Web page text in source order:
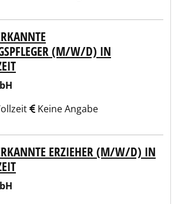
(M/W/D) IN
Keine Angabe
ERZIEHER (M/W/D) IN